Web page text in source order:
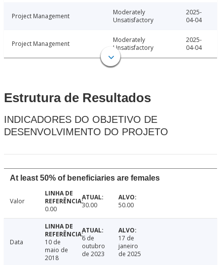
Project Management
Moderately
Unsatisfactory
2025-
04-04
Project Management
Moderately
Unsatisfactory
2025-
04-04
Estrutura de Resultados
INDICADORES DO OBJETIVO DE
DESENVOLVIMENTO DO PROJETO
At least 50% of beneficiaries are females
Valor
0.00
30.00 50.00
Data
10 de
maio de
2018
6 de
outubro
de 2023
17 de
janeiro
de 2025